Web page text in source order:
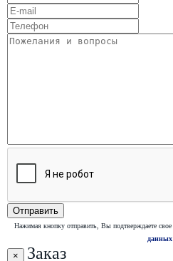
Нажимая кнопку отправить, Вы подтверждаете свое
данных
× Заказ